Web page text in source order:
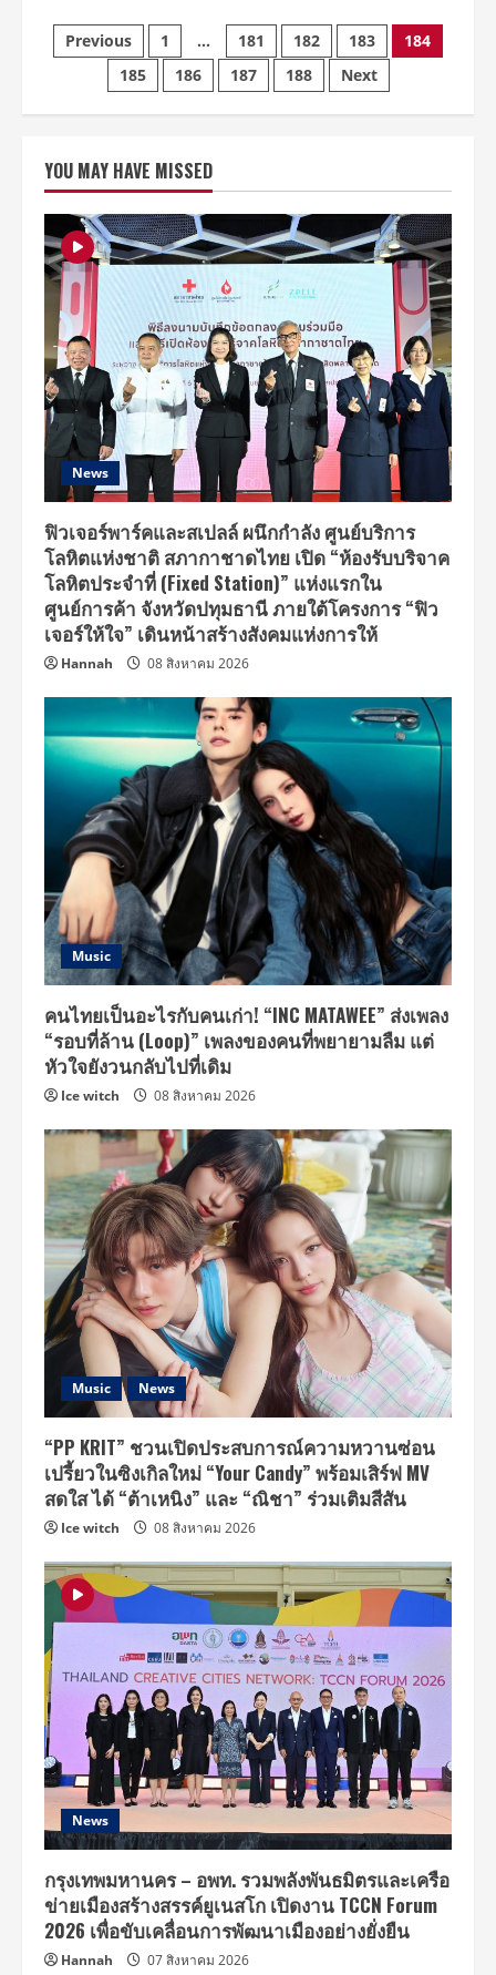
WOOK
ASIA
TOUR
IN
BANGKOK
MY
Party
Show
DC
Grand
Opening
Week
Posts
pagination
Previous 1 … 181 182 183
184
185
186 187 188 Next
YOU MAY HAVE MISSED
News
ฟิวเจอร์พาร์คและสเปลล์ ผนึกกำลัง ศูนย์บริการ
โลหิตแห่งชาติ สภากาชาดไทย เปิด “ห้องรับบริจาค
โลหิตประจำที่ (Fixed Station)” แห่งแรกใน
ศูนย์การค้า จังหวัดปทุมธานี ภายใต้โครงการ “ฟิว
เจอร์ให้ใจ” เดินหน้าสร้างสังคมแห่งการให้
Hannah 08 สิงหาคม 2026
Music
คนไทยเป็นอะไรกับคนเก่า! “INC MATAWEE” ส่งเพลง
“รอบที่ล้าน (Loop)” เพลงของคนที่พยายามลืม แต่
หัวใจยังวนกลับไปที่เดิม
Ice witch 08 สิงหาคม 2026
Music News
“PP KRIT” ชวนเปิดประสบการณ์ความหวานซ่อน
เปรี้ยวในซิงเกิลใหม่ “Your Candy” พร้อมเสิร์ฟ MV
สดใส ได้ “ต้าเหนิง” และ “ณิชา” ร่วมเติมสีสัน
Ice witch 08 สิงหาคม 2026
News
กรุงเทพมหานคร – อพท. รวมพลังพันธมิตรและเครือ
ข่ายเมืองสร้างสรรค์ยูเนสโก เปิดงาน TCCN Forum
2026 เพื่อขับเคลื่อนการพัฒนาเมืองอย่างยั่งยืน
Hannah 07 สิงหาคม 2026